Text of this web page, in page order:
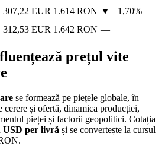
307,22 EUR 1.614 RON ▼ −1,70%
312,53 EUR 1.642 RON —
prețul vite
se formează pe piețele globale, în
și ofertă, dinamica producției,
pieței și factorii geopolitici. Cotația
USD per livră și se convertește la cursul